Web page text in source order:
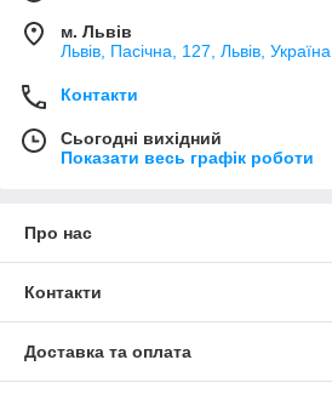
м. Львів
Львів, Пасічна, 127, Львів, Україна
Контакти
Сьогодні вихідний
Показати весь графік роботи
Про нас
Контакти
Доставка та оплата